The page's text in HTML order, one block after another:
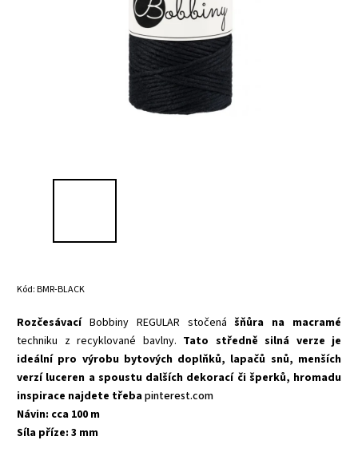
Kód:BMR-BLACK
RozčesávacíBobbiny REGULAR stočenášňůra na macramé
techniku z recyklované bavlny. Tato středně silná verze je
ideální pro výrobu bytových doplňků, lapačů snů, menších
verzí luceren a spoustu dalších dekorací či šperků, hromadu
inspirace najdete třebapinterest.com
Návin: cca 100 m
Síla příze: 3 mm